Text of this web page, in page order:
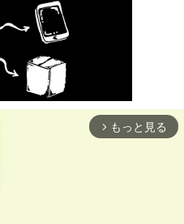
arrow_forward_ios もっと見る